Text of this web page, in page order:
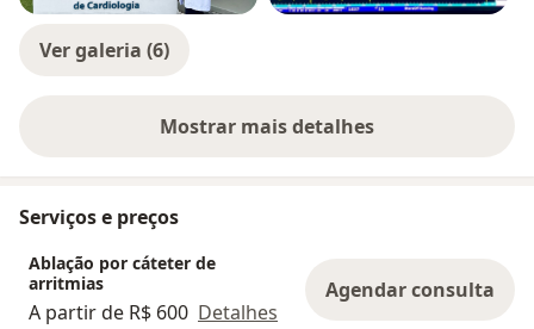
Ver galeria (6)
Mostrar mais detalhes
sobre a experiência
Serviços e preços
Ablação por cáteter de
arritmias
A partir de R$ 600 Detalhes
Agendar consulta